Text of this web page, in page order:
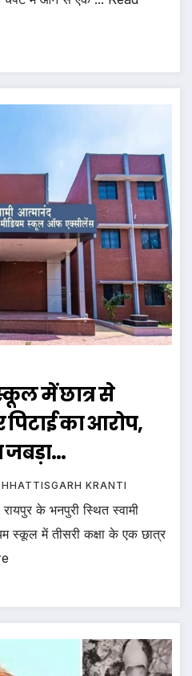
में छात्र से
का आरोप,
जबड़ा…
KRANTI
के भनपुरी स्थित स्वामी
स्कूल में तीसरी कक्षा के एक छात्र